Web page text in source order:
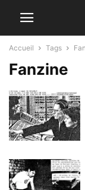
Accueil Tags
Fanzine